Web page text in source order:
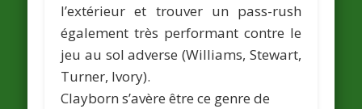
l’extérieur et trouver un pass-rush
également très performant contre le
jeu au sol adverse (Williams, Stewart,
Turner, Ivory).
Clayborn s’avère être ce genre de